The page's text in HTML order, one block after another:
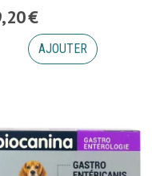
,20€
AJOUTER